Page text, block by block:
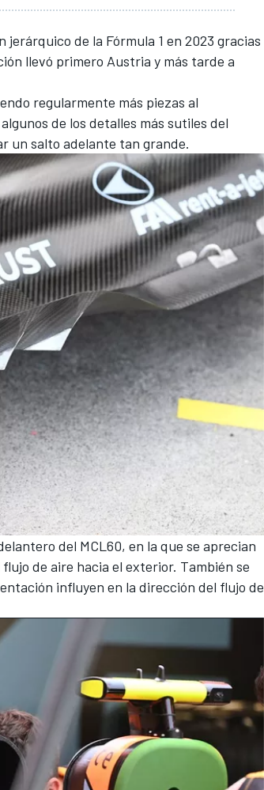
de la Fórmula 1 en 2023 gracias
llevó primero Austria y más tarde a
regularmente más piezas al
de los detalles más sutiles del
un salto adelante tan grande.
del MCL60, en la que se aprecian
de aire hacia el exterior. También se
influyen en la dirección del flujo de